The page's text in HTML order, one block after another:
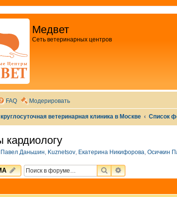
Медвет
Сеть ветеринарных центров
FAQ Модерировать
ветеринарная клиника в Москве Список
кардиологу
Павел Даньшин, Kuznetsov, Екатерина Никифорова, Осичкин
ПОИСКРАСШИРЕННЫЙ